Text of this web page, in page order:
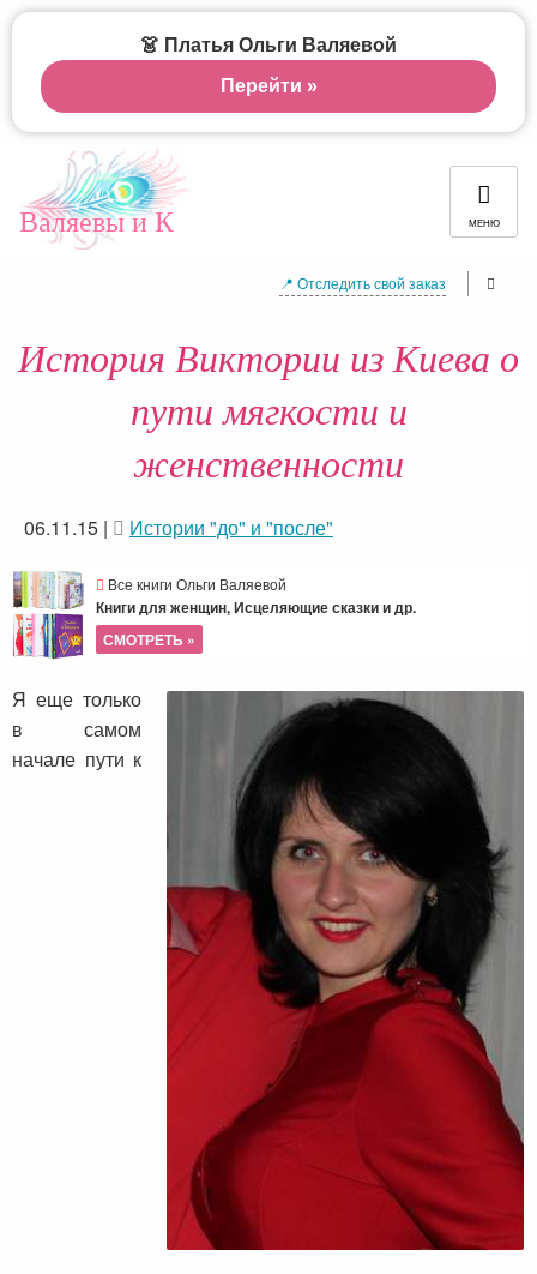
Валяевы и К МЕНЮ
📍 Отследить свой заказ
История Виктории из Киева о
пути мягкости и
женственности
06.11.15 | Истории "до" и "после"
Все книги Ольги Валяевой
Книги для женщин, Исцеляющие сказки и др.
СМОТРЕТЬ »
Я еще только
в самом
начале пути к
👗 Платья Ольги Валяевой
Перейти »